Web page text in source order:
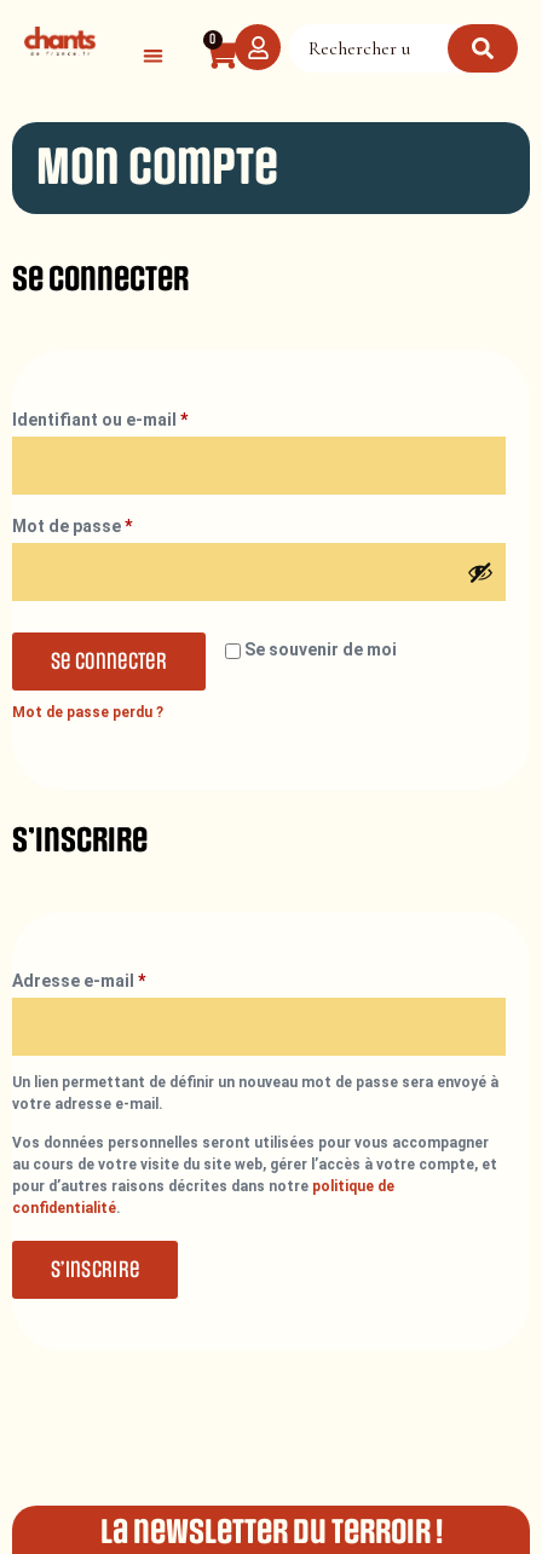
0
Mon compte
Se connecter
Identifiant ou e-mail *
Mot de passe*
Se souvenir de moi
Se connecter
Mot de passe perdu ?
S’inscrire
Adresse e-mail *
Un lien permettant de définir un nouveau mot de passe sera envoyé à
votre adresse e-mail.
Vos données personnelles seront utilisées pour vous accompagner
au cours de votre visite du site web, gérer l’accès à votre compte, et
pour d’autres raisons décrites dans notre politique de
confidentialité.
S’inscrire
La newsletter du terroir !